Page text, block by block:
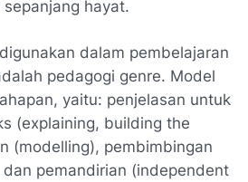
hayat.
dalam pembelajaran
pedagogi genre. Model
yaitu: penjelasan untuk
(explaining, building the
(modelling), pembimbingan
pemandirian (independent